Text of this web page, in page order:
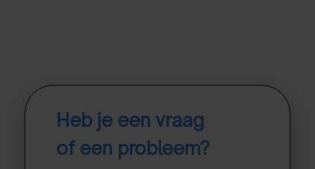
Heb je een vraag
of een probleem?